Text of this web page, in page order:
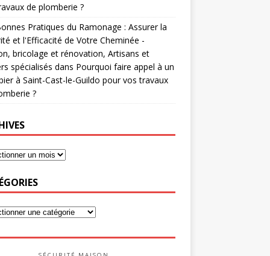
de plomberie ?
Pratiques du Ramonage : Assurer la
et l'Efficacité de Votre Cheminée -
bricolage et rénovation, Artisans et
spécialisés dans Pourquoi faire appel à un
à Saint-Cast-le-Guildo pour vos travaux
?